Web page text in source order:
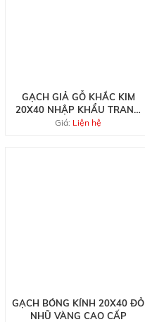
GẠCH GIẢ GỖ KHẮC KIM
20X40 NHẬP KHẨU TRANG
TRÍ
Giá: Liện hệ
GẠCH BÓNG KÍNH 20X40 ĐỎ
NHŨ VÀNG CAO CẤP